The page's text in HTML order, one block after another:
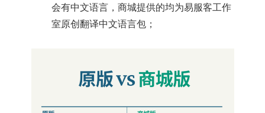
会有中文语言，商城提供的均为易服客工作
室原创翻译中文语言包；